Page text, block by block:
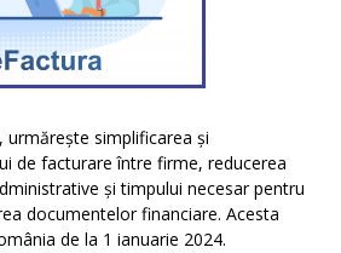
urmărește simplificarea și
de facturare între firme, reducerea
și timpului necesar pentru
documentelor financiare. Acesta
de la 1 ianuarie 2024.